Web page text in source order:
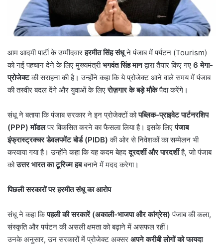
आम आदमी पार्टी के उम्मीदवारहरमीत सिंह संधूने पंजाब में पर्यटन (Tourism)
को नई पहचान देने के लिए मुख्यमंत्रीभगवंत सिंह मानद्वारा तैयार किए गए 6मेगा-
प्रोजेक्टकी सराहना की है। उन्होंने कहा कि ये प्रोजेक्ट आने वाले समय में पंजाब
की तस्वीर बदल देंगे और युवाओं के लिएरोज़गार के बड़े मौकेपैदा करेंगे।
संधू ने बताया कि पंजाब सरकार ने इन प्रोजेक्टों कोपब्लिक-प्राइवेट पार्टनरशिप
(PPP)मॉडलपर विकसित करने का फैसला लिया है। इसके लिएपंजाब
इंफ्रास्ट्रक्चर डेवलपमेंट बोर्ड (PIDB) की ओर से निवेशकों का सम्मेलन भी
करवाया गया है। उन्होंने कहा कि यह कदम बेहददूरदर्शी और पारदर्शीहै, जो पंजाब
कोउत्तर भारत का टूरिज्म हबबनाने में मदद करेगा।
पिछली सरकारों पर हरमीत संधू का आरोप
संधू ने कहा किपहली की सरकारें (अकाली-भाजपा और कांग्रेस) पंजाब की कला,
संस्कृति और पर्यटन की असली क्षमता को बढ़ाने में असफल रहीं।
उनके अनुसार, उन सरकारों में प्रोजेक्ट अक्सर अपने करीबी लोगों को फायदा